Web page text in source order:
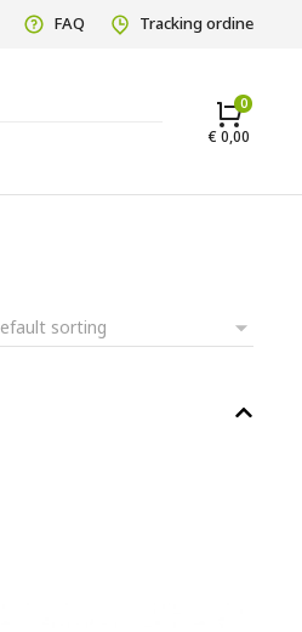
FAQ Tracking ordine
€ 0,00